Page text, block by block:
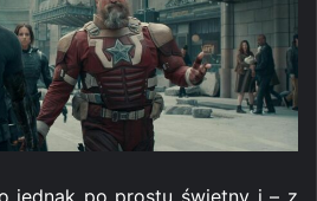
jednak po prostu świetny i – z